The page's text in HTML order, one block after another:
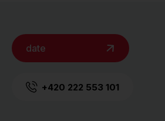
date
+420 222 553 101